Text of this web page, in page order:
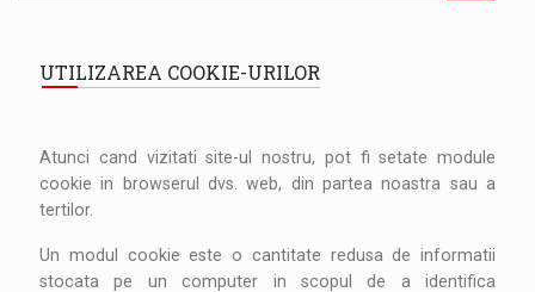
UTILIZAREA COOKIE-URILOR
Atunci cand vizitati site-ul nostru, pot fi setate module
cookie in browserul dvs. web, din partea noastra sau a
tertilor.
Un modul cookie este o cantitate redusa de informatii
stocata pe un computer in scopul de a identifica